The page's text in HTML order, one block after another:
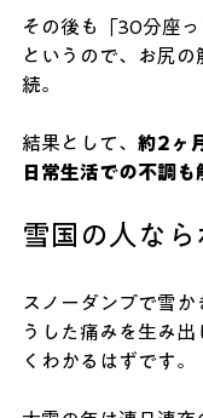
その後も「30分座
というので、お尻
続。
結果として、 約2ヶ
日常生活での不調も
雪国の人な
スノーダンプで雪か
うした痛みを生み
くわかるはずです。